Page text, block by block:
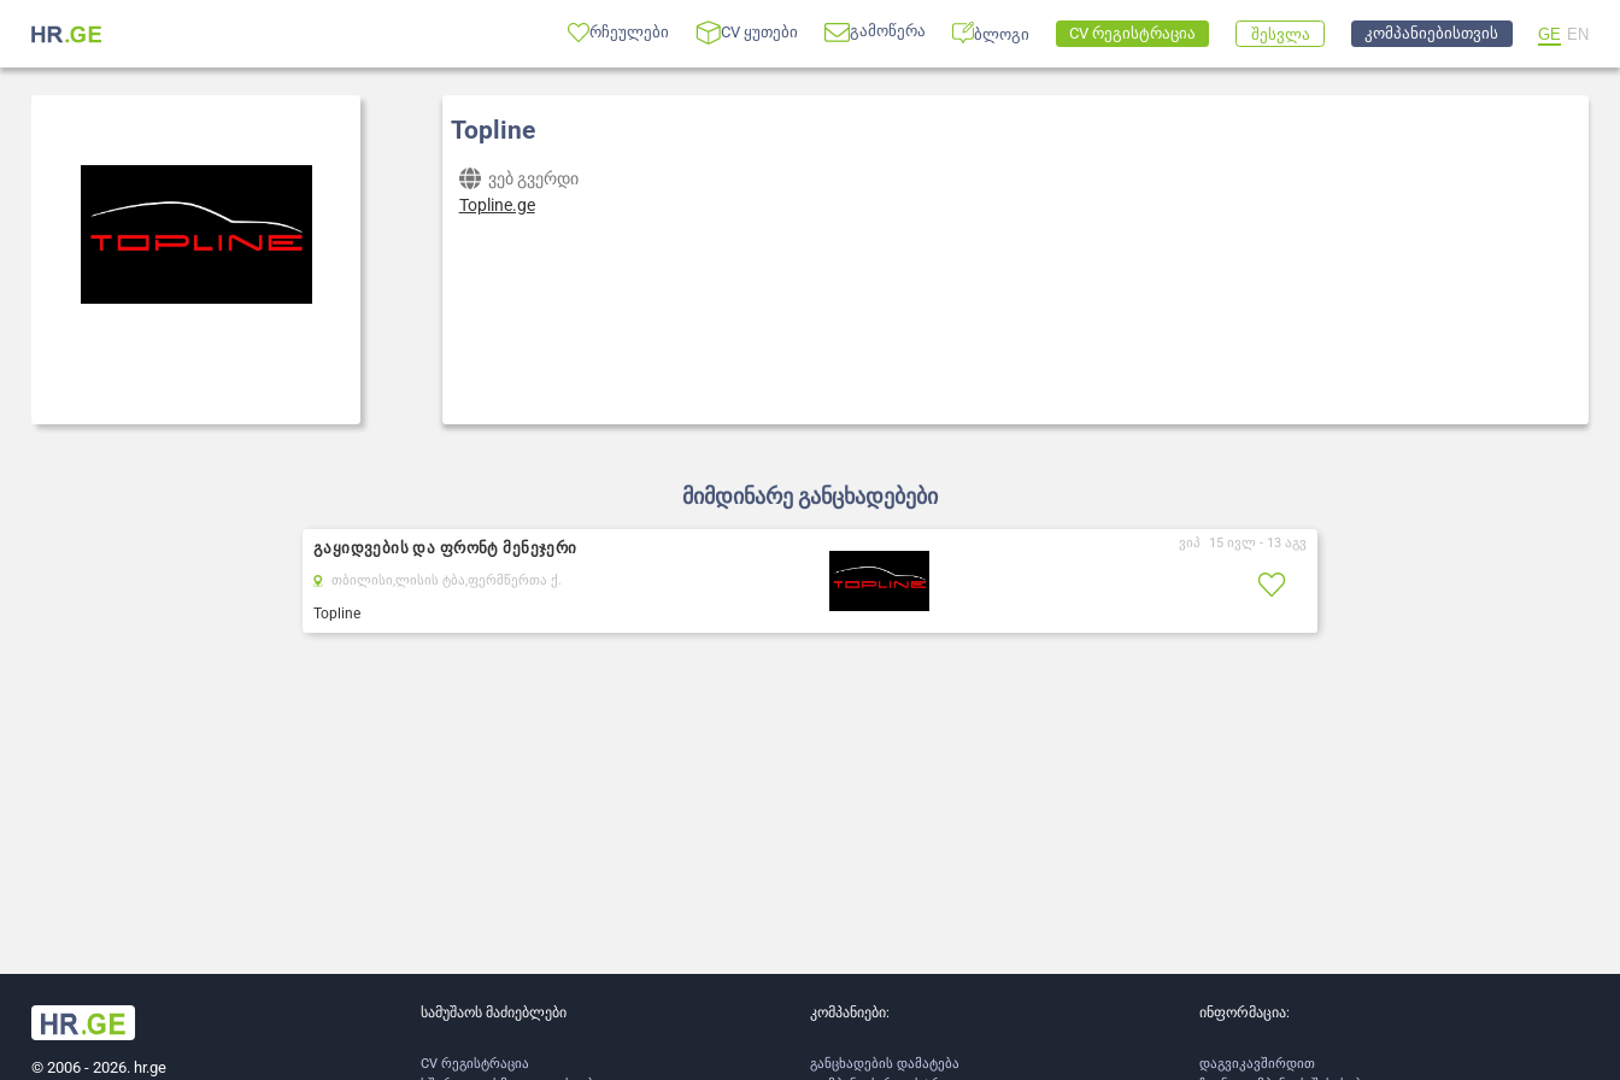
რჩეულები CV ყუთები გამოწერა ბლოგი CV რეგისტრაცია შესვლა კომპანიებისთვის GE EN
Topline
ვებ გვერდი
Topline.ge
მიმდინარე განცხადებები
გაყიდვების და ფრონტ მენეჯერი
თბილისი,ლისის ტბა,ფერმწერთა ქ.
Topline
ვიპ 15 ივლ - 13 აგვ
© 2006 - 2026. hr.ge
სამუშაოს მაძიებლები
CV რეგისტრაცია
კომპანიები:
განცხადების დამატება
ინფორმაცია:
დაგვიკავშირდით